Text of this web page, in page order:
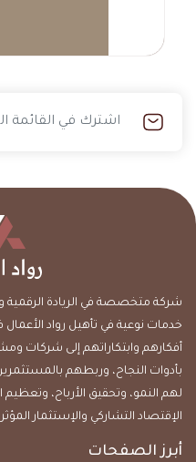
شركة متخصصة في الريادة الرقمية
خدمات نوعية في تأهيل رواد
أفكارهم وابتكاراتهم إلى شركات
بأدوات النجاح، وربطهم
لهم النمو، وتحقيق الأرباح،
الإقتصاد التشاركي والإستثمار المؤثر.
أبرز الصفحات